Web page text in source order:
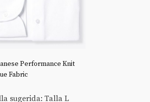
Performance Knit
Fabric
sugerida: Talla L